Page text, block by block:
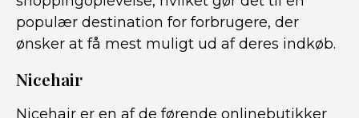
populær destination for forbrugere, der
ønsker at få mest muligt ud af deres indkøb.
Nicehair
Nicehair er en af de førende onlinebutikker